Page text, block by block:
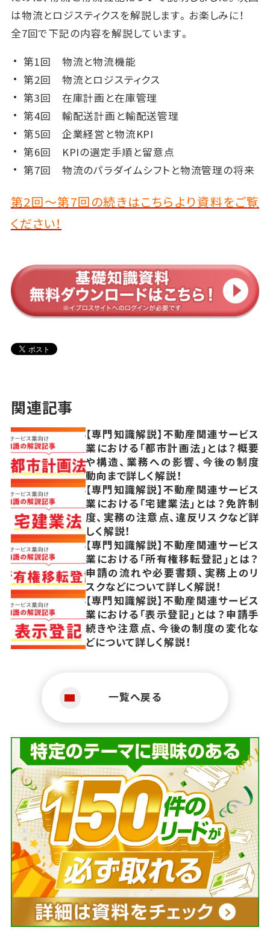
は物流とロジスティクスを解説します。お楽しみに！
全7回で下記の内容を解説しています。
第1回 物流と物流機能
第2回 物流とロジスティクス
第3回 在庫計画と在庫管理
第4回 輸配送計画と輸配送管理
第5回 企業経営と物流KPI
第6回 KPIの選定手順と留意点
第7回 物流のパラダイムシフトと物流管理の将来
第2回～第7回の続きはこちらより資料をご覧
ください！
関連記事
【専門知識解説】不動産関連サービス
業における「都市計画法」とは？概要
や構造、業務への影響、今後の制度
動向まで詳しく解説！
【専門知識解説】不動産関連サービス
業における「宅建業法」とは？免許制
度、実務の注意点、違反リスクなど詳
しく解説！
【専門知識解説】不動産関連サービス
業における「所有権移転登記」とは？
申請の流れや必要書類、実務上のリ
スクなどについて詳しく解説！
【専門知識解説】不動産関連サービス
業における「表示登記」とは？申請手
続きや注意点、今後の制度の変化な
どについて詳しく解説！
一覧へ戻る